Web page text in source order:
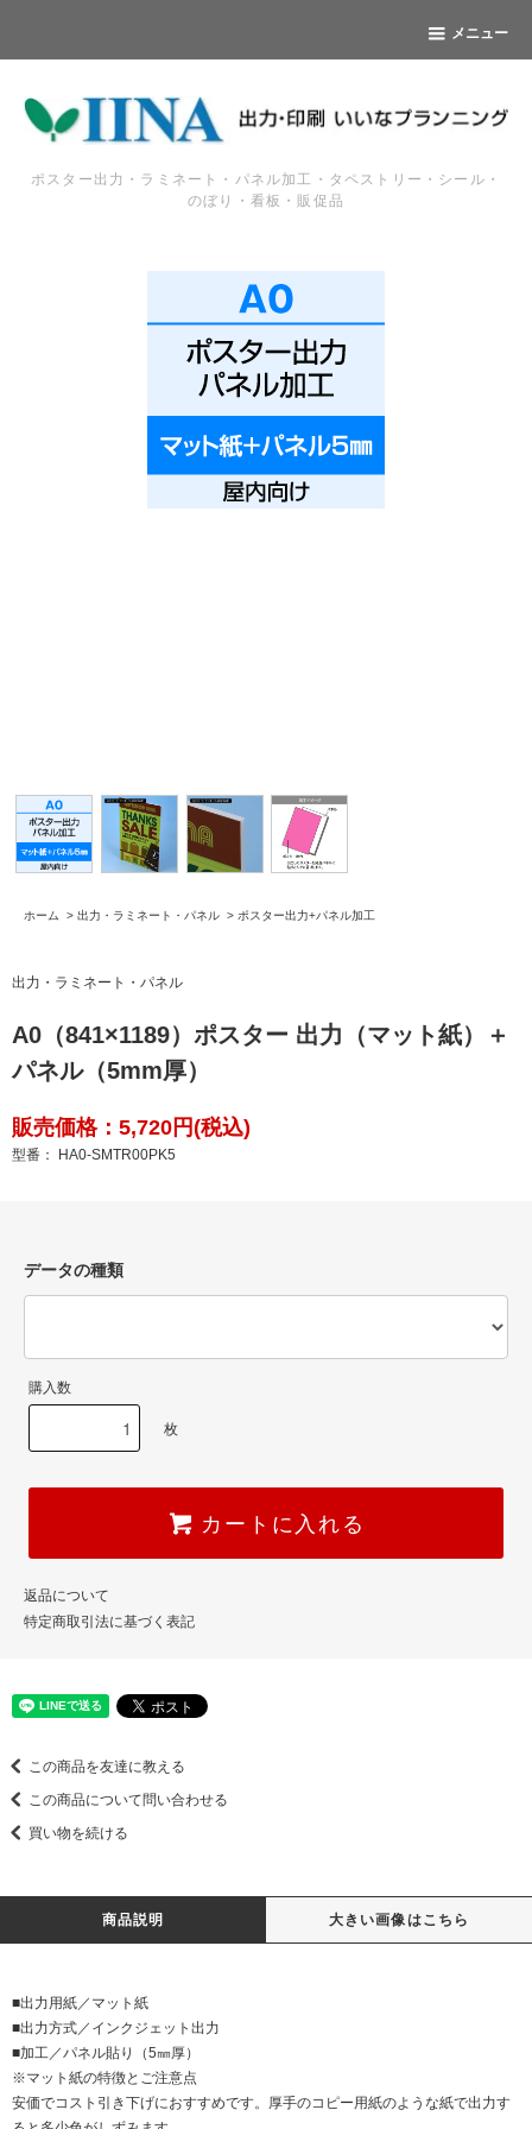
メニュー
ポスター出力・ラミネート・パネル加工・タペストリー・シール・
のぼり・看板・販促品
ホーム > 出力・ラミネート・パネル > ポスター出力+パネル加工
出力・ラミネート・パネル
A0（841×1189）ポスター 出力（マット紙）＋
パネル（5mm厚）
販売価格：5,720円(税込)
型番： HA0-SMTR00PK5
データの種類
購入数
枚
カートに入れる
返品について
特定商取引法に基づく表記
この商品を友達に教える
この商品について問い合わせる
買い物を続ける
商品説明 大きい画像はこちら
■出力用紙／マット紙
■出力方式／インクジェット出力
■加工／パネル貼り（5㎜厚）
※マット紙の特徴とご注意点
安価でコスト引き下げにおすすめです。厚手のコピー用紙のような紙で出力す